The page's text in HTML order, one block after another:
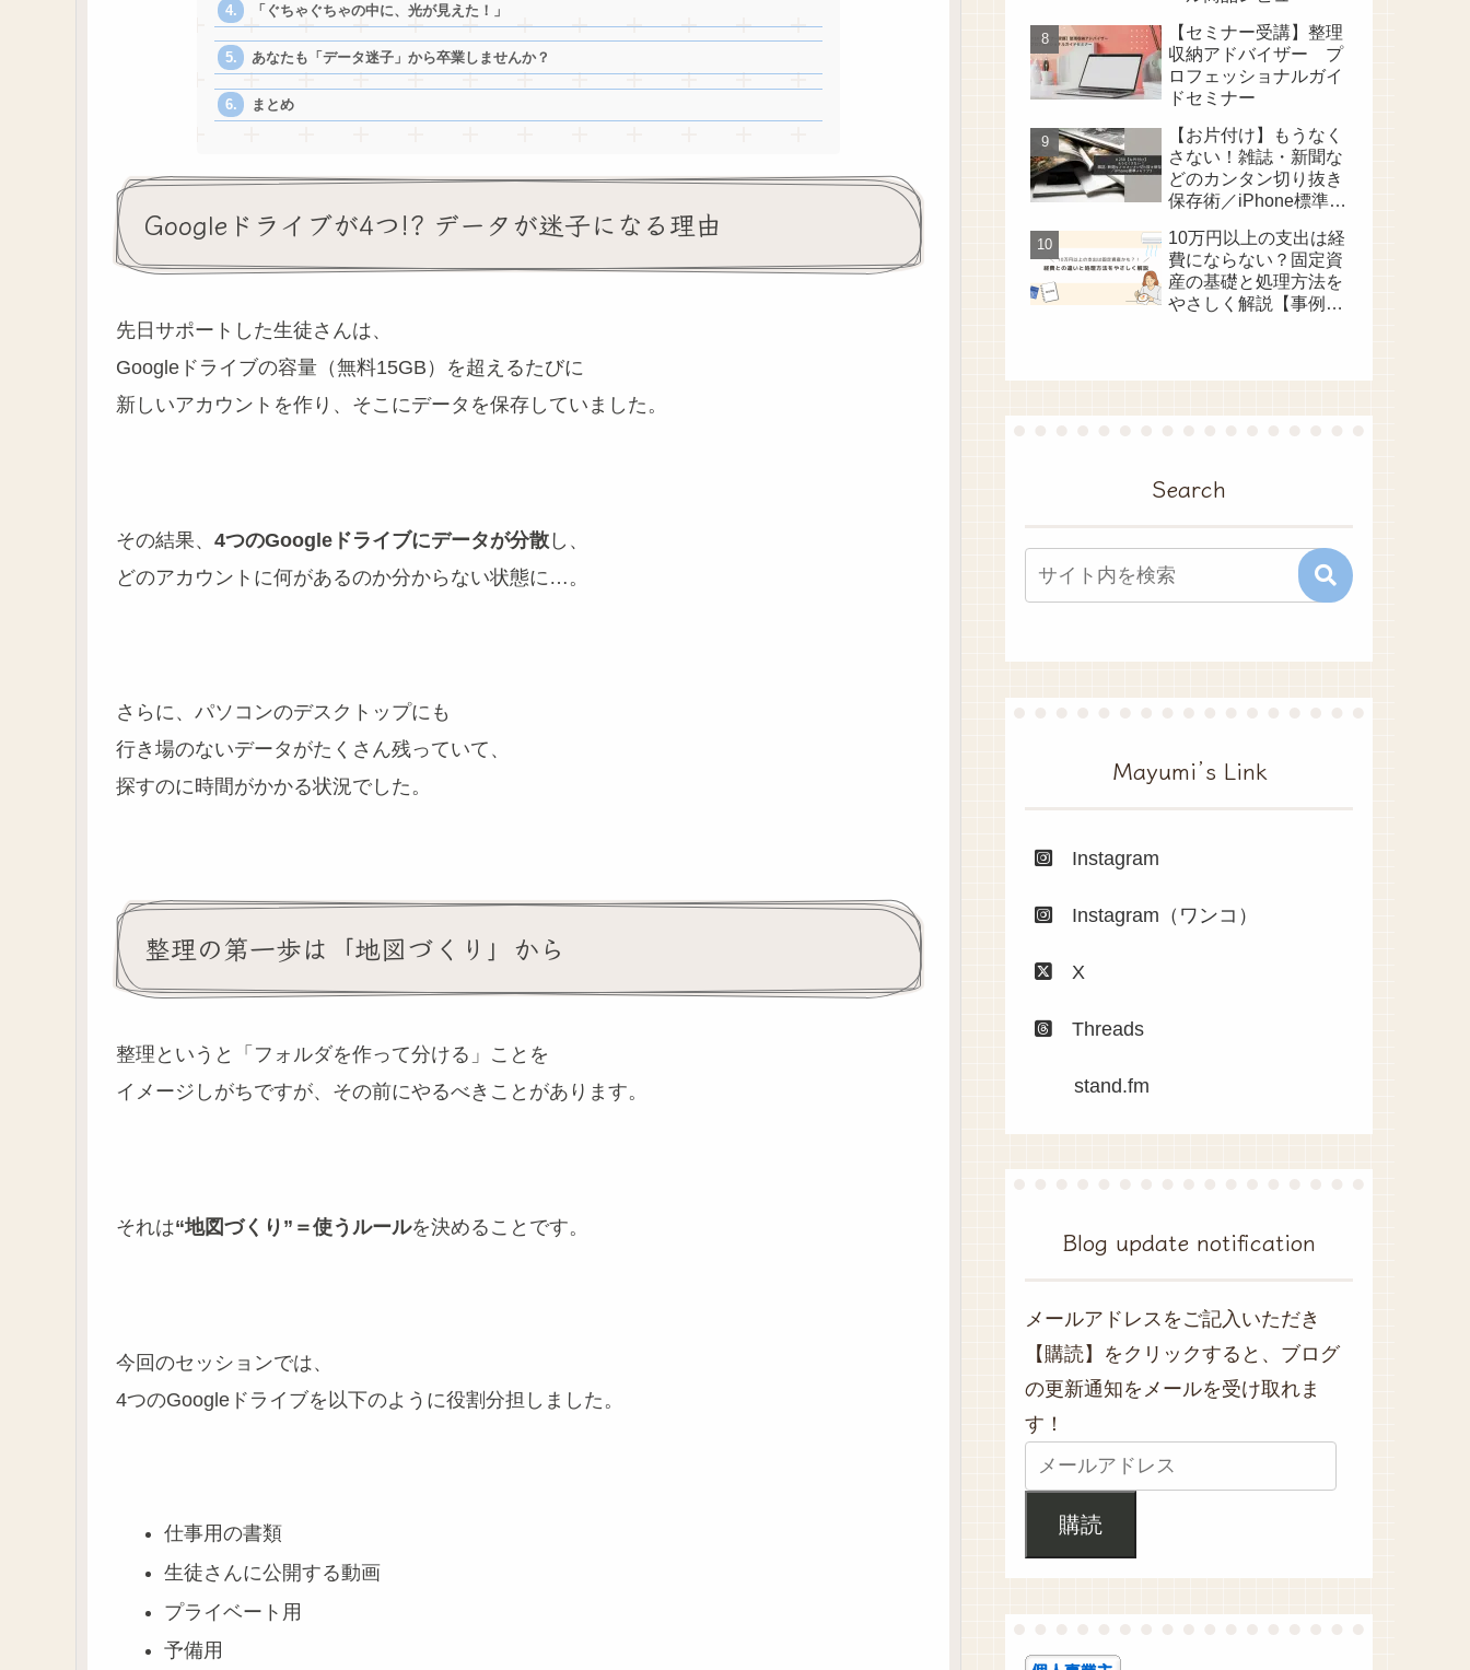
「ぐちゃぐちゃの中に、光が見えた！」
あなたも「データ迷子」から卒業しませんか？
まとめ
Googleドライブが4つ!? データが迷子になる理由
先日サポートした生徒さんは、
Googleドライブの容量（無料15GB）を超えるたびに
新しいアカウントを作り、そこにデータを保存していました。
その結果、 4つのGoogleドライブにデータが分散 し、
どのアカウントに何があるのか分からない状態に…。
さらに、パソコンのデスクトップにも
行き場のないデータがたくさん残っていて、
探すのに時間がかかる状況でした。
整理の第一歩は「地図づくり」から
整理というと「フォルダを作って分ける」ことを
イメージしがちですが、その前にやるべきことがあります。
それは“地図づくり”＝使うルールを決めることです。
今回のセッションでは、
4つのGoogleドライブを以下のように役割分担しました。
仕事用の書類
生徒さんに公開する動画
プライベート用
予備用
【セミナー受講】整理
収納アドバイザー プ
ロフェッショナルガイ
ドセミナー
【お片付け】もうなく
さない！雑誌・新聞な
どのカンタン切り抜き
保存術／iPhone標準メ
10万円以上の支出は経
費にならない？固定資
産の基礎と処理方法を
やさしく解説【事例つ
Search
Mayumi’s Link
Instagram
Instagram（ワンコ）
X
Threads
stand.fm
Blog update notification
メールアドレスをご記入いただき
【購読】をクリックすると、ブログ
の更新通知をメールを受け取れま
す！
購読